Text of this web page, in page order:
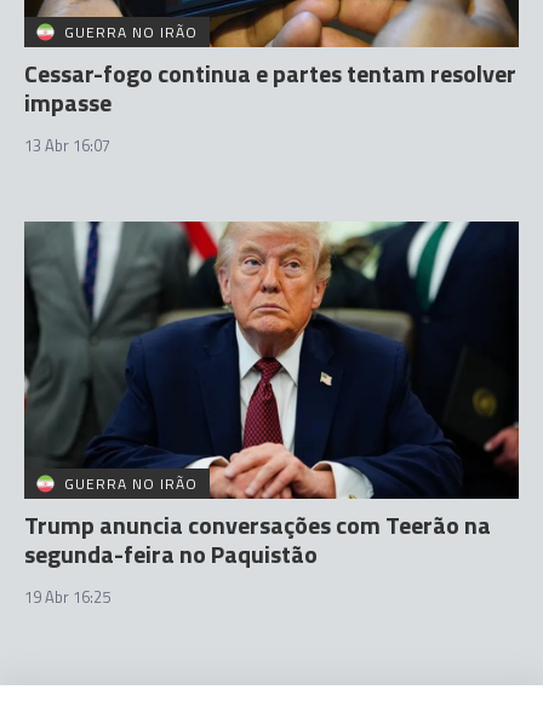
GUERRA NO IRÃO
Cessar-fogo continua e partes tentam resolver
impasse
13 Abr 16:07
GUERRA NO IRÃO
Trump anuncia conversações com Teerão na
segunda-feira no Paquistão
19 Abr 16:25